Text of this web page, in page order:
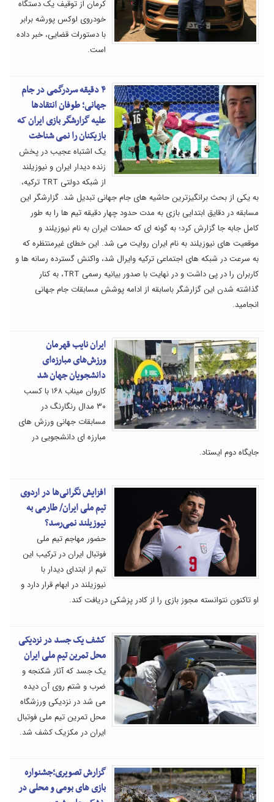
کرمان از توقیف یک دستگاه
خودروی لوکس پورشه برابر
با دستورات قضایی، خبر داده
است.
۴ دقیقه سردرگمی در جام
جهانی؛ طوفان انتقادها
علیه گزارشگر بازی ایران که
بازیکنان را نمی شناخت
یک اشتباه عجیب در پخش
زنده دیدار ایران و نیوزیلند
از شبکه دولتی TRT ترکیه،
به یکی از بحث برانگیزترین حاشیه های جام جهانی تبدیل شد. گزارشگر این
مسابقه در دقایق ابتدایی بازی به مدت حدود چهار دقیقه تیم ها را به طور
کامل جابه جا گزارش کرد؛ به گونه ای که حملات ایران به نام نیوزیلند و
موقعیت های نیوزیلند به نام ایران روایت می شد. این خطای غیرمنتظره که
به سرعت در شبکه های اجتماعی ترکیه وایرال شد، واکنش گسترده رسانه ها و
کاربران را در پی داشت و در نهایت با صدور بیانیه رسمی TRT، به کنار
گذاشته شدن این گزارشگر باسابقه از ادامه پوشش مسابقات جام جهانی
انجامید.
ایران نایب قهرمان
ورزش‌های مبارزه‌ای
دانشجویان جهان شد
کاروان میناب ۱۶۸ با کسب
۳۰ مدال رنگارنگ در
مسابقات جهانی ورزش های
مبارزه ای دانشجویی در
جایگاه دوم ایستاد.
افزایش نگرانی‌ها در اردوی
تیم ملی ایران/ طارمی به
نیوزیلند نمی‌رسد؟
حضور مهاجم تیم ملی
فوتبال ایران در ترکیب این
تیم از ابتدای دیدار با
نیوزیلند در ابهام قرار دارد و
او تاکنون نتوانسته مجوز بازی را از کادر پزشکی دریافت کند.
کشف یک جسد در نزدیکی
محل تمرین تیم ملی ایران
یک جسد که آثار شکنجه و
ضرب و شتم روی آن دیده
می شد در نزدیکی ورزشگاه
محل تمرین تیم ملی فوتبال
ایران در مکزیک کشف شد.
گزارش تصویری؛جشنواره
بازی های بومی و محلی در